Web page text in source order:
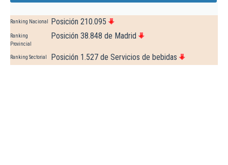
Ranking Nacional Posición 210.095
Ranking
Provincial
Posición 38.848 de Madrid
Ranking Sectorial Posición 1.527 de Servicios de bebidas